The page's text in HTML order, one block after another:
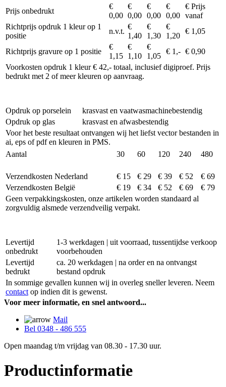
Prijs onbedrukt
€
0,00
€
0,00
€
0,00
€
0,00
€ Prijs
vanaf
Richtprijs opdruk 1 kleur op 1
positie
n.v.t.
€
1,40
€
1,30
€
1,20
€ 1,05
Richtprijs gravure op 1 positie
€
1,15
€
1,10
€
1,05
€ 1,- € 0,90
Voorkosten opdruk 1 kleur € 42,- totaal, inclusief digiproef. Prijs
bedrukt met 2 of meer kleuren op aanvraag.
Opdruk op porselein
krasvast en vaatwasmachinebestendig
Opdruk op glas
krasvast en afwasbestendig
Voor het beste resultaat ontvangen wij het liefst vector bestanden in
ai, eps of pdf en kleuren in PMS.
Aantal
30 60 120 240 480
Verzendkosten Nederland € 15 € 29 € 39 € 52
€ 69
Verzendkosten België
€ 19 € 34 € 52 € 69
€ 79
Geen verpakkingskosten, onze artikelen worden standaard al
zorgvuldig alsmede verzendveilig verpakt.
Levertijd
onbedrukt
1-3 werkdagen | uit voorraad, tussentijdse verkoop
voorbehouden
Levertijd
bedrukt
ca. 20 werkdagen | na order en na ontvangst
bestand opdruk
In sommige gevallen kunnen wij in overleg sneller leveren. Neem
contact op indien dit is gewenst.
Voor meer informatie, en snel antwoord...
Mail
Bel 0348 - 486 555
Open maandag t/m vrijdag van 08.30 - 17.30 uur.
Productinformatie